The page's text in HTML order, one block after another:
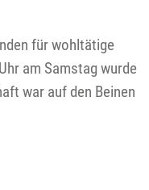
für wohltätige
am Samstag wurde
war auf den Beinen